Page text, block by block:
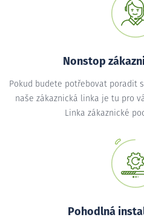
Nonstop
Pokud budete potřebovat poradit
naše zákaznická linka je tu pro
Linka zákaznické
Pohodlná